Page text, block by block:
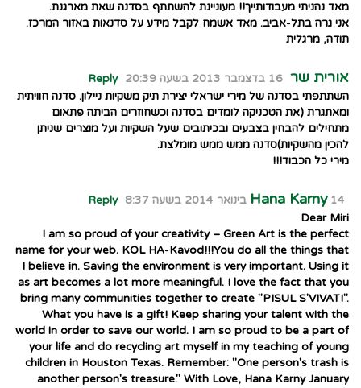
מאד נהניתי מעבודותייך!! מעוניינת להשתתף בסדנה שאת מארגנת.
אני גרה בתל-אביב. מאד אשמח לקבל מידע על סדנאות באזור המרכז.
תודה, מרגלית
אורית שר 16 בדצמבר 2013 בשעה 20:39
Reply
השתתפתי בסדנה של מירי ישראלי יצירת תיק משקיות ניילון. סדנה חוויתית
ומאתגרת (את הטכניקה לומדים בסדנה וכשחוזרים הביתה פתאום
מתחילים להבחין בצבעים ובכיתובים שעל השקיות ועל מוצרים שניתן
להכין מהשקיות)סדנה ממש ממש מומלצת.
מירי כל הכבוד!!!
Hana Karny 14 בינואר 2014 בשעה 8:37
Reply
Dear Miri
I am so proud of your creativity – Green Art is the perfect
name for your web. KOL HA-Kavod!!!You do all the things that
I believe in. Saving the environment is very important. Using it
as art becomes a lot more meaningful. I love the fact that you
bring many communities together to create "PISUL S'VIVATI".
What you have is a gift! Keep sharing your talent with the
world in order to save our world. I am so proud to be a part of
your life and do recycling art myself in my teaching of young
children in Houston Texas. Remember: "One person's trash is
another person's treasure." With Love, Hana Karny January